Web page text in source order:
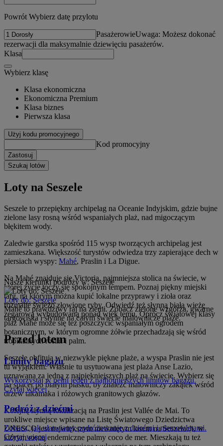
Powrót Wybierz datę przylotu
PasażerowieUwaga: Możesz dokonać
rezerwacji dla maksymalnie dziewięciu pasażerów.
Klasa
Wybierz klasę
Klasa ekonomiczna
Ekonomiczna Premium
Klasa biznes
Pierwsza klasa
Użyj kodu promocyjnego
Kod promocyjny
Zastosuj
Szukaj lotów
Loty na Seszele
Seszele to przepiękny archipelag na Oceanie Indyjskim, gdzie bujne
zielone lasy rosną wśród wspaniałych plaż, nad migoczącym
błękitem wody.
Zaledwie garstka spośród 115 wysp tworzących archipelag jest
zamieszkana. Większość turystów odwiedza trzy zapierające dech w
piersiach wyspy: Mahé, Praslin i La Digue.
Na Mahé znajduje się Victoria, najmniejsza stolica na świecie, w
której życie toczy się spokojnym tempem. Poznaj piękny miejski
targ, na którym można kupić lokalne przyprawy i zioła oraz
rozmaite świeżo złowione ryby. Odwiedź też słynną białą wieżę
zegarową wybudowaną ponad wiek temu. Oprócz światowej klasy
plaż Mahé może się też poszczycić wspaniałym ogrodem
botanicznym, w którym ogromne żółwie przechadzają się wśród
tropikalnych roślin i palm.
Seszele obfitują w niezwykle piękne plaże, a wyspa Praslin nie jest
tu wyjątkiem. Właśnie tu usytuowana jest plaża Anse Lazio,
uznawana za jedną z najpiękniejszych plaż na świecie. Wybierz się
na spacer po białym piasku, by znaleźć malowniczy zakątek wśród
drzew takamaka i różowych granitowych głazów.
Kolejną słynną lokalizacją na Praslin jest Vallée de Mai. To
urokliwe miejsce wpisane na Listę Światowego Dziedzictwa
UNESCO jest największym nietkniętym lasem na Seszelach, w
którym rosną endemiczne palmy coco de mer. Mieszkają tu też
Nasze kierunki podróży w: Seszele
Loty do: Seszele
Mahé to prawdziwy raj na ziemi. Zobacz zielone wzgórza, gwarne
targowiska i słynne na całym świecie malownicze plaże.
Przed lotem
Limity bagażu
Wykorzystaj w pełni jeden z najhojniejszych limitów bagażu.
Czytaj więcej
Podróż z dziećmi
Zobacz, jak ułatwiamy podróżowanie z dziećmi i niemowlętami.
Czytaj więcej